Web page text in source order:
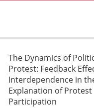
The Dynamics of
Protest: Feedback
Interdependence in
Explanation of Protest
Participation